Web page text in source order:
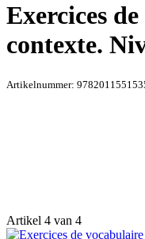
Exercices
contexte.
Artikelnummer:
Artikel 4 van 4